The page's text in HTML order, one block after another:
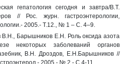
гепатология сегодня и завтра/В.Т.
// Рос. журн. гастроэнтерологии,
2005.- Т.12., № 1 – С. 4–9.
В.Н., Барышников Е.Н. Роль оксида азота
некоторых заболеваний органов
В.Н. Дроздов, Е.Н.Барышников //
2005.- № 2.- С.4-11.